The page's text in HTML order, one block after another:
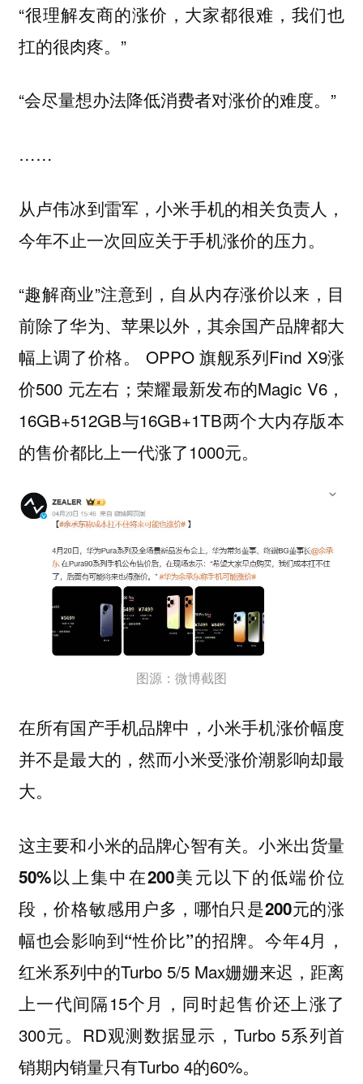
“很理解友商的涨价，大家都很难，我们也
扛的很肉疼。”
“会尽量想办法降低消费者对涨价的难度。”
……
从卢伟冰到雷军，小米手机的相关负责人，
今年不止一次回应关于手机涨价的压力。
“趣解商业”注意到，自从内存涨价以来，目
前除了华为、苹果以外，其余国产品牌都大
幅上调了价格。 OPPO 旗舰系列Find X9涨
价500 元左右；荣耀最新发布的Magic V6，
16GB+512GB与16GB+1TB两个大内存版本
的售价都比上一代涨了1000元。
图源：微博截图
在所有国产手机品牌中，小米手机涨价幅度
并不是最大的，然而小米受涨价潮影响却最
大。
这主要和小米的品牌心智有关。小米出货量
50%以上集中在200美元以下的低端价位
段，价格敏感用户多，哪怕只是200元的涨
幅也会影响到“性价比”的招牌。今年4月，
红米系列中的Turbo 5/5 Max姗姗来迟，距离
上一代间隔15个月，同时起售价还上涨了
300元。RD观测数据显示，Turbo 5系列首
销期内销量只有Turbo 4的60%。